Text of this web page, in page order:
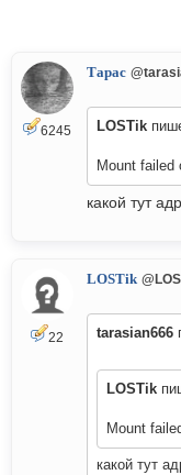
6245
Тарас
LOSTik
Mount failed
какой тут
22
LOSTik
tarasian666
LOSTik
Mount
какой тут